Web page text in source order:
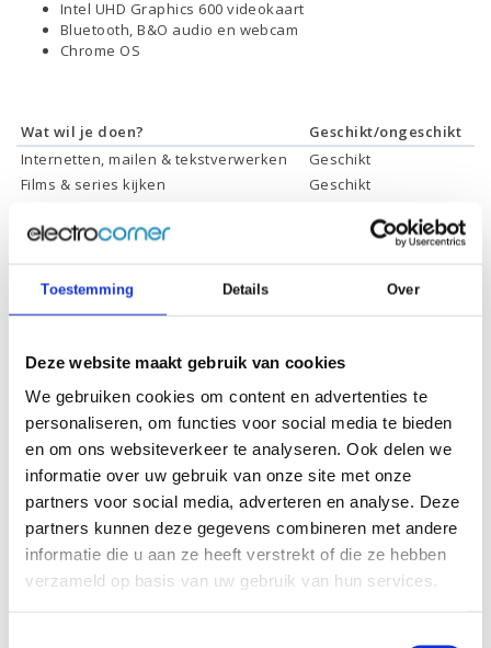
Toestemming Details Over
Deze website maakt gebruik van cookies
We gebruiken cookies om content en advertenties te
personaliseren, om functies voor social media te bieden
en om ons websiteverkeer te analyseren. Ook delen we
informatie over uw gebruik van onze site met onze
partners voor social media, adverteren en analyse. Deze
partners kunnen deze gegevens combineren met andere
informatie die u aan ze heeft verstrekt of die ze hebben
verzameld op basis van uw gebruik van hun services.
Intel UHD Graphics 600 videokaart
Bluetooth, B&O audio en webcam
Chrome OS
Wat wil je doen?
Geschikt/ongeschikt
Internetten, mailen & tekstverwerken
Geschikt
Films & series kijken
Geschikt
Video's bewerken
Ongeschikt
Specificaties
Schermdiagonaal:
14.0 inch (35,6 cm)
Scherm resolutie:
1920 x 1080 (Full HD)
-
Scherm reflectie:
Ontspiegeld
Scherm omklapbaar:
-